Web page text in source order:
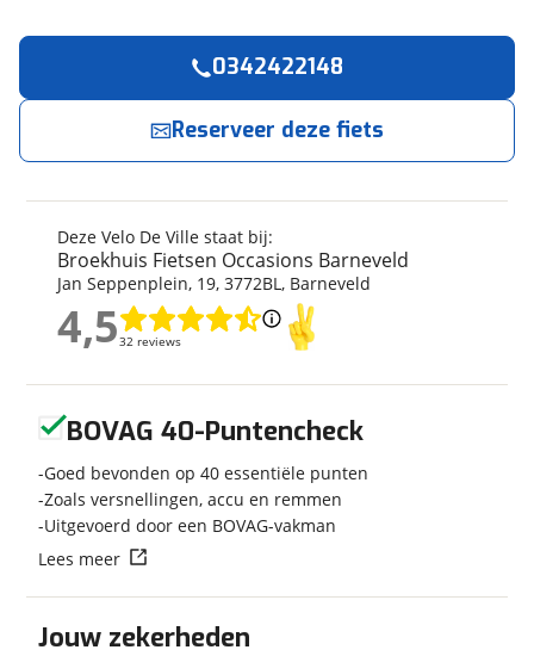
Velo De Ville
Model
SEb 490 | 625Wh | DEMO
Soort fiets
Stadsfiets
Frametype
Mixed
Framehoogte
55 cm
Wielmaat
28 inch
Nieuw of occasion
Occasion
Techniek
Transmissie
Naaf
Aantal versnellingen
Kleur
Blauw
Fabriekskleur
Deze Velo De Ville staat bij:
Broekhuis Fietsen Occasions Barneveld
Jan Seppenplein, 19, 3772BL, Barneveld
4,532 reviews
4,5
0342422148
Reserveer deze fiets
nu!
Broekhuis Fietsen Occasions Barneveld
Naam
viaBOVAG.nl verwerkt je persoonsgegevens om je aanvraag zo
Jouw zekerheden
BOVAG 40-Puntencheck
Goed bevonden op 40 essentiële punten
Zoals versnellingen, accu en remmen
Uitgevoerd door een BOVAG-vakman
Lees meer